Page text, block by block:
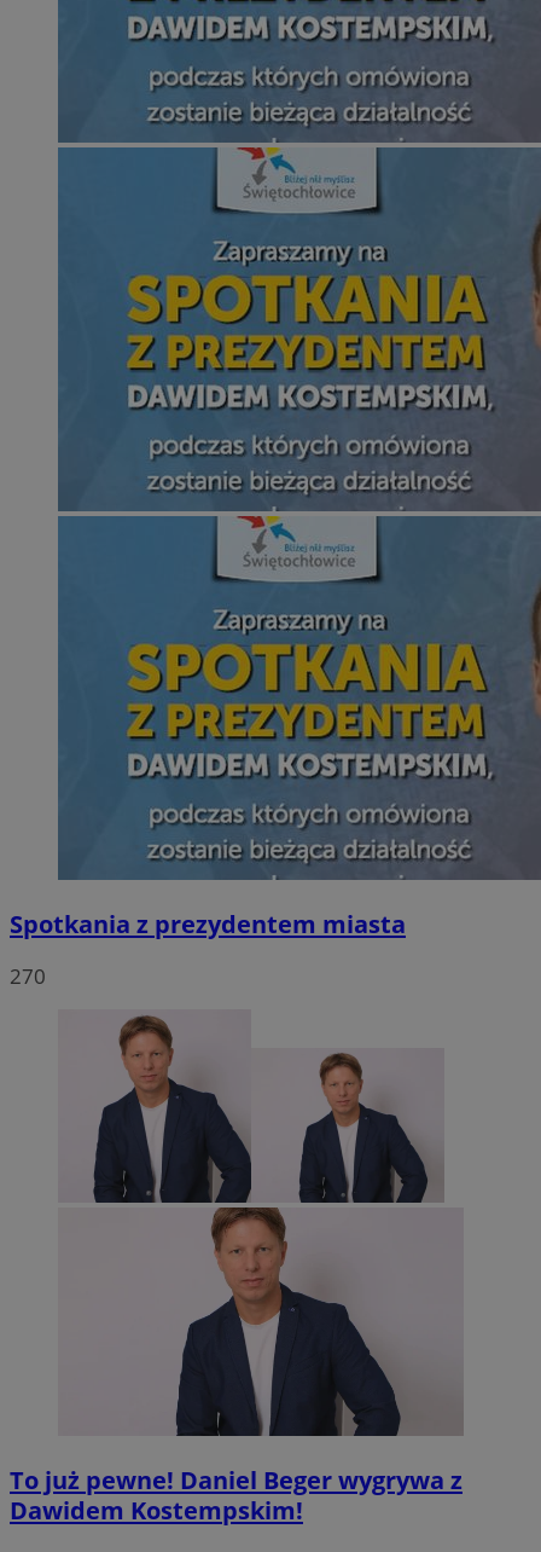
Spotkania z prezydentem miasta
270
To już pewne! Daniel Beger wygrywa z
Dawidem Kostempskim!